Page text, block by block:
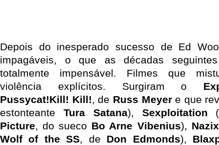
Depois do inesperado sucesso de Ed
impagáveis, o que as décadas
totalmente impensável. Filmes que
violência explícitos. Surgiram o
Pussycat!Kill! Kill!, de Russ Meyere que
estonteante Tura Satana), Sexploitation (
Picture, do sueco Bo Arne Vibenius),
Wolf of the SS, de Don Edmonds),